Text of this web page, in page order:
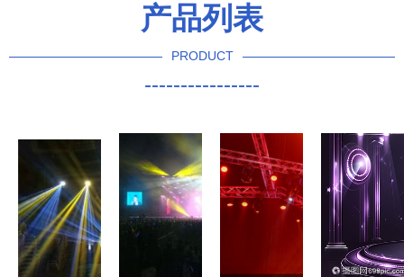
产品列表
PRODUCT
----------------